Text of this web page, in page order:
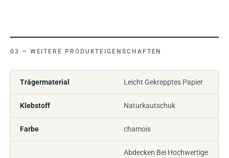
WEITERE PRODUKTEIGENSCHAFTEN
Trägermaterial Leicht Gekrepptes Papier
Klebstoff Naturkautschuk
Farbe chamois
Abdecken Bei Hochwertige